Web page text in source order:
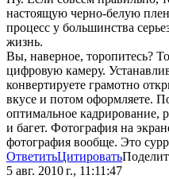
настоящую черно-белую
процесс у большинства
жизнь.
Вы, наверное, торопитесь?
цифровую камеру.
конвертируете грамотно
вкусе и потом оформляете.
оптимальное кадрирование,
и багет. Фотография на
фотография вообще. Это
ОтветитьЦитировать
5 авг. 2010 г., 11:11:47